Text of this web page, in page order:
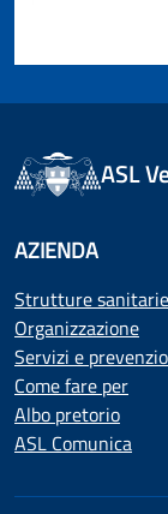
ASL
AZIENDA
Strutture sanitarie
Organizzazione
Servizi e
Come fare per
Albo pretorio
ASL Comunica